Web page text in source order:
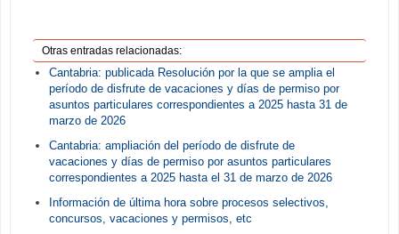
Otras entradas relacionadas:
Cantabria: publicada Resolución por la que se amplia el
período de disfrute de vacaciones y días de permiso por
asuntos particulares correspondientes a 2025 hasta 31 de
marzo de 2026
Cantabria: ampliación del período de disfrute de
vacaciones y días de permiso por asuntos particulares
correspondientes a 2025 hasta el 31 de marzo de 2026
Información de última hora sobre procesos selectivos,
concursos, vacaciones y permisos, etc